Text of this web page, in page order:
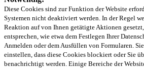
Diese Cookies sind zur Funktion der Website
Systemen nicht deaktiviert werden. In der Regel
Reaktion auf von Ihnen getätigte Aktionen
entsprechen, wie etwa dem Festlegen Ihrer
Anmelden oder dem Ausfüllen von Formularen.
einstellen, dass diese Cookies blockiert oder Sie
benachrichtigt werden. Einige Bereiche der